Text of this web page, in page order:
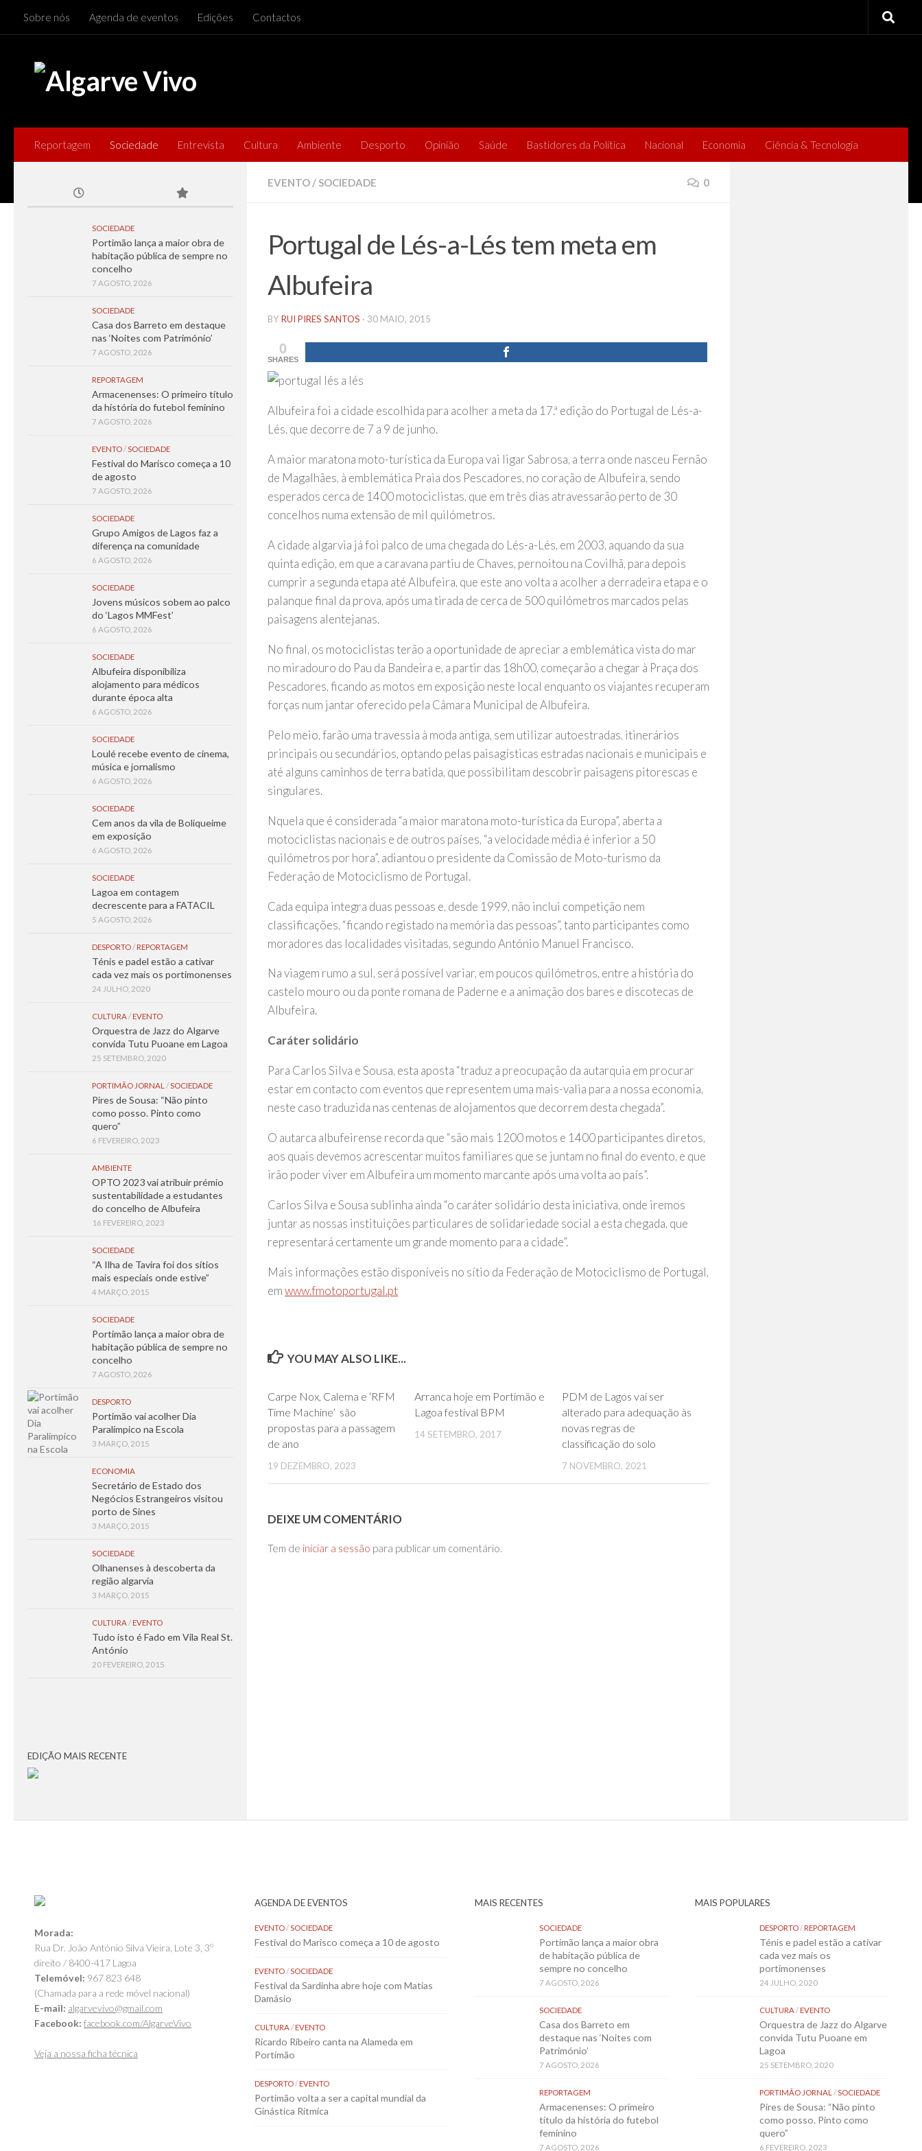
Skip to content
Sobre nós Agenda de eventos Edições Contactos
Reportagem Sociedade Entrevista Cultura Ambiente Desporto Opinião Saúde Bastidores da Política Nacional Economia Ciência & Tecnologia
EVENTO / SOCIEDADE 0
Portugal de Lés-a-Lés tem meta em
Albufeira
BY RUI PIRES SANTOS · 30 MAIO, 2015
0
SHARES
Albufeira foi a cidade escolhida para acolher a meta da 17.ª edição do Portugal de Lés-a-
Lés, que decorre de 7 a 9 de junho.
A maior maratona moto-turística da Europa vai ligar Sabrosa, a terra onde nasceu Fernão
de Magalhães, à emblemática Praia dos Pescadores, no coração de Albufeira, sendo
esperados cerca de 1400 motociclistas, que em três dias atravessarão perto de 30
concelhos numa extensão de mil quilómetros.
A cidade algarvia já foi palco de uma chegada do Lés-a-Lés, em 2003, aquando da sua
quinta edição, em que a caravana partiu de Chaves, pernoitou na Covilhã, para depois
cumprir a segunda etapa até Albufeira, que este ano volta a acolher a derradeira etapa e o
palanque final da prova, após uma tirada de cerca de 500 quilómetros marcados pelas
paisagens alentejanas.
No final, os motociclistas terão a oportunidade de apreciar a emblemática vista do mar
no miradouro do Pau da Bandeira e, a partir das 18h00, começarão a chegar à Praça dos
Pescadores, ficando as motos em exposição neste local enquanto os viajantes recuperam
forças num jantar oferecido pela Câmara Municipal de Albufeira.
Pelo meio, farão uma travessia à moda antiga, sem utilizar autoestradas, itinerários
principais ou secundários, optando pelas paisagísticas estradas nacionais e municipais e
até alguns caminhos de terra batida, que possibilitam descobrir paisagens pitorescas e
singulares.
Nquela que é considerada “a maior maratona moto-turística da Europa”, aberta a
motociclistas nacionais e de outros países, “a velocidade média é inferior a 50
quilómetros por hora”, adiantou o presidente da Comissão de Moto-turismo da
Federação de Motociclismo de Portugal.
Cada equipa integra duas pessoas e, desde 1999, não inclui competição nem
classificações, “ficando registado na memória das pessoas”, tanto participantes como
moradores das localidades visitadas, segundo António Manuel Francisco.
Na viagem rumo a sul, será possível variar, em poucos quilómetros, entre a história do
castelo mouro ou da ponte romana de Paderne e a animação dos bares e discotecas de
Albufeira.
Caráter solidário
Para Carlos Silva e Sousa, esta aposta “traduz a preocupação da autarquia em procurar
estar em contacto com eventos que representem uma mais-valia para a nossa economia,
neste caso traduzida nas centenas de alojamentos que decorrem desta chegada”.
O autarca albufeirense recorda que “são mais 1200 motos e 1400 participantes diretos,
aos quais devemos acrescentar muitos familiares que se juntam no final do evento, e que
irão poder viver em Albufeira um momento marcante após uma volta ao país”.
Carlos Silva e Sousa sublinha ainda “o caráter solidário desta iniciativa, onde iremos
juntar as nossas instituições particulares de solidariedade social a esta chegada, que
representará certamente um grande momento para a cidade”.
Mais informações estão disponíveis no sítio da Federação de Motociclismo de Portugal,
emwww.fmotoportugal.pt
YOU MAY ALSO LIKE...
Carpe Nox, Calema e ‘RFM
Time Machine’ são
propostas para a passagem
de ano
19 DEZEMBRO, 2023
Arranca hoje em Portimão e
Lagoa festival BPM
14 SETEMBRO, 2017
PDM de Lagos vai ser
alterado para adequação às
novas regras de
classificação do solo
7 NOVEMBRO, 2021
DEIXE UM COMENTÁRIO
Tem de iniciar a sessão para publicar um comentário.
SOCIEDADE
Portimão lança a maior obra de
habitação pública de sempre no
concelho
7 AGOSTO, 2026
SOCIEDADE
Casa dos Barreto em destaque
nas ‘Noites com Património’
7 AGOSTO, 2026
REPORTAGEM
Armacenenses: O primeiro título
da história do futebol feminino
7 AGOSTO, 2026
EVENTO/SOCIEDADE
Festival do Marisco começa a 10
de agosto
7 AGOSTO, 2026
SOCIEDADE
Grupo Amigos de Lagos faz a
diferença na comunidade
6 AGOSTO, 2026
SOCIEDADE
Jovens músicos sobem ao palco
do ‘Lagos MMFest’
6 AGOSTO, 2026
SOCIEDADE
Albufeira disponibiliza
alojamento para médicos
durante época alta
6 AGOSTO, 2026
SOCIEDADE
Loulé recebe evento de cinema,
música e jornalismo
6 AGOSTO, 2026
SOCIEDADE
Cem anos da vila de Boliqueime
em exposição
6 AGOSTO, 2026
SOCIEDADE
Lagoa em contagem
decrescente para a FATACIL
5 AGOSTO, 2026
DESPORTO/ REPORTAGEM
Ténis e padel estão a cativar
cada vez mais os portimonenses
24 JULHO, 2020
CULTURA/ EVENTO
Orquestra de Jazz do Algarve
convida Tutu Puoane em Lagoa
25 SETEMBRO, 2020
PORTIMÃO JORNAL /SOCIEDADE
Pires de Sousa: “Não pinto
como posso. Pinto como
quero”
6 FEVEREIRO, 2023
AMBIENTE
OPTO 2023 vai atribuir prémio
sustentabilidade a estudantes
do concelho de Albufeira
16 FEVEREIRO, 2023
SOCIEDADE
“A Ilha de Tavira foi dos sítios
mais especiais onde estive”
4 MARÇO, 2015
SOCIEDADE
Portimão lança a maior obra de
habitação pública de sempre no
concelho
7 AGOSTO, 2026
DESPORTO
Portimão vai acolher Dia
Paralímpico na Escola
3 MARÇO, 2015
ECONOMIA
Secretário de Estado dos
Negócios Estrangeiros visitou
porto de Sines
3 MARÇO, 2015
SOCIEDADE
Olhanenses à descoberta da
região algarvia
3 MARÇO, 2015
CULTURA/ EVENTO
Tudo isto é Fado em Vila Real St.
António
20 FEVEREIRO, 2015
EDIÇÃO MAIS RECENTE
Morada:
Rua Dr. João António Silva Vieira, Lote 3, 3º
direito / 8400-417 Lagoa
Telemóvel: 967 823 648
(Chamada para a rede móvel nacional)
E-mail: algarvevivo@gmail.com
Facebook: facebook.com/AlgarveVivo
Veja a nossa ficha técnica
AGENDA DE EVENTOS
EVENTO/SOCIEDADE
Festival do Marisco começa a 10 de agosto
EVENTO/SOCIEDADE
Festival da Sardinha abre hoje com Matias
Damásio
CULTURA/EVENTO
Ricardo Ribeiro canta na Alameda em
Portimão
DESPORTO/EVENTO
Portimão volta a ser a capital mundial da
Ginástica Rítmica
MAIS RECENTES
SOCIEDADE
Portimão lança a maior obra
de habitação pública de
sempre no concelho
7 AGOSTO, 2026
SOCIEDADE
Casa dos Barreto em
destaque nas ‘Noites com
Património’
7 AGOSTO, 2026
REPORTAGEM
Armacenenses: O primeiro
título da história do futebol
feminino
7 AGOSTO, 2026
MAIS POPULARES
DESPORTO/REPORTAGEM
Ténis e padel estão a cativar
cada vez mais os
portimonenses
24 JULHO, 2020
CULTURA/EVENTO
Orquestra de Jazz do Algarve
convida Tutu Puoane em
Lagoa
25 SETEMBRO, 2020
PORTIMÃO JORNAL /SOCIEDADE
Pires de Sousa: “Não pinto
como posso. Pinto como
quero”
6 FEVEREIRO, 2023